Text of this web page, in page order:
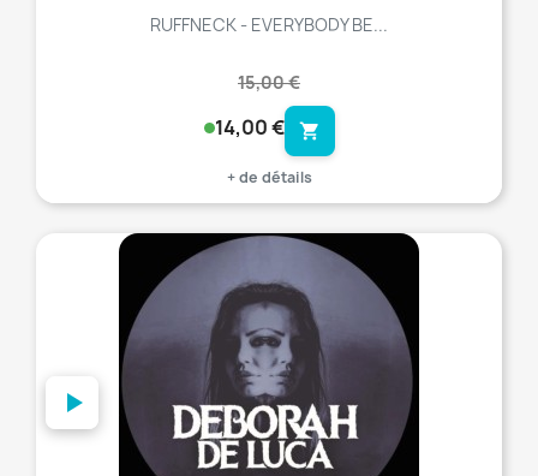
RUFFNECK - EVERYBODY BE...
15,00 €
14,00 € shopping_cart
+ de détails